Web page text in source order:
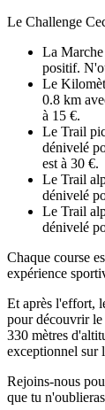
Le Challenge
La
positif.
Le
0.8 km
à 15 €.
Le Trail
dénivelé
est à 30 €.
Le Trail
dénivelé
Le Trail
dénivelé
Chaque course
expérience
Et après l'effort,
pour découvrir
330 mètres
exceptionnel sur
Rejoins-nous
que tu